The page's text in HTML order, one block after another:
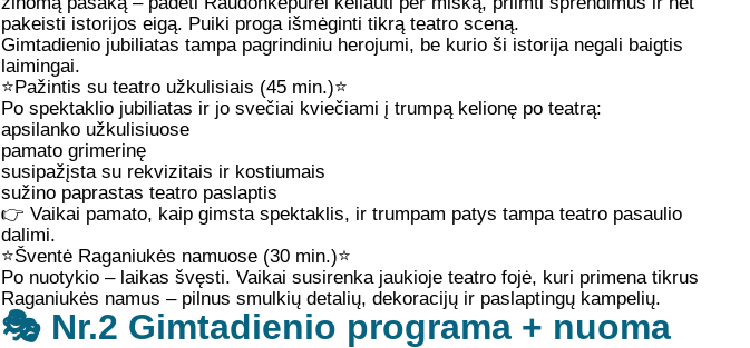
pakeisti istorijos eigą. Puiki proga išmėginti tikrą teatro sceną.
Gimtadienio jubiliatas tampa pagrindiniu herojumi, be kurio ši istorija negali baigtis
laimingai.
⭐Pažintis su teatro užkulisiais (45 min.)⭐
Po spektaklio jubiliatas ir jo svečiai kviečiami į trumpą kelionę po teatrą:
apsilanko užkulisiuose
pamato grimerinę
susipažįsta su rekvizitais ir kostiumais
sužino paprastas teatro paslaptis
👉 Vaikai pamato, kaip gimsta spektaklis, ir trumpam patys tampa teatro pasaulio
dalimi.
⭐Šventė Raganiukės namuose (30 min.)⭐
Po nuotykio – laikas švęsti. Vaikai susirenka jaukioje teatro fojė, kuri primena tikrus
Raganiukės namus – pilnus smulkių detalių, dekoracijų ir paslaptingų kampelių.
🎭 Nr.2 Gimtadienio programa + nuoma